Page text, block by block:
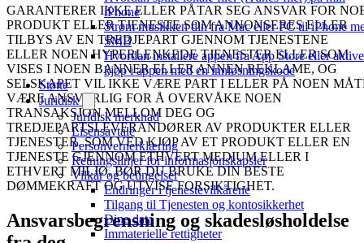
iPhone
Strøm musikken din fra Mac eller PC til iPhone
SMB
Hvordan installere appen fra App Store eller
kjøp i appen med en innløsningskode
Støtte
Juridisk
Juridisk merknad
Lisensavtale
Personvernerklæring
Retningslinjer for informasjonskapsler
Vilkår og betingelser
Endringer i tjenestevilkårene
Tilgang til Tjenesten og kontosikkerhet
Dine data
Immaterielle rettigheter
GARANTERER IKKE ELLER PÅTAR SEG ANSVAR FOR
PRODUKT ELLER TJENESTE SOM ANNONSERES ELLER
TILBYS AV EN TREDJEPART GJENNOM TJENESTENE
ELLER NOEN HYPERLENKEDE TJENESTER ELLER SOM
VISES I NOEN BANNER ELLER ANNEN REKLAME, OG
SELSKAPET VIL IKKE VÆRE PART I ELLER PÅ NOEN
VÆRE ANSVARLIG FOR Å OVERVÅKE NOEN
TRANSAKSJON MELLOM DEG OG
TREDJEPARTSLEVERANDØRER AV PRODUKTER ELLER
TJENESTER. SOM VED KJØP AV ET PRODUKT ELLER EN
TJENESTE GJENNOM ETHVERT MEDIUM ELLER I
ETHVERT MILJØ, BØR DU BRUKE DIN BESTE
DØMMEKRAFT OG UTVISE FORSIKTIGHET.
Ansvarsbegrensning og skadesløsholdelse